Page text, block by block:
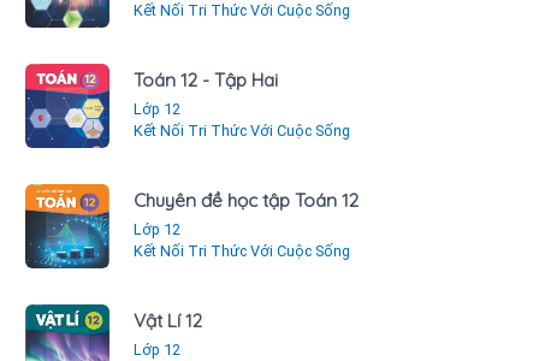
Kết Nối Tri Thức Với Cuộc Sống
Toán 12 - Tập Hai
Lớp 12
Kết Nối Tri Thức Với Cuộc Sống
Chuyên đề học tập Toán 12
Lớp 12
Kết Nối Tri Thức Với Cuộc Sống
Vật Lí 12
Lớp 12